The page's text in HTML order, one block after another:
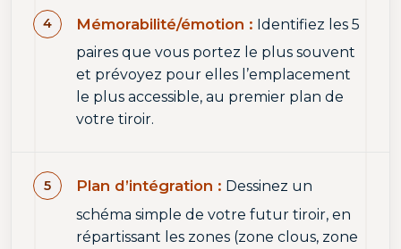
Mémorabilité/émotion : Identifiez les 5
paires que vous portez le plus souvent
et prévoyez pour elles l’emplacement
le plus accessible, au premier plan de
votre tiroir.
Plan d’intégration : Dessinez un
schéma simple de votre futur tiroir, en
répartissant les zones (zone clous, zone